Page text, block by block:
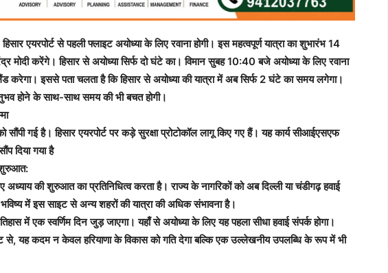
एयरपोर्ट से पहली फ्लाइट अयोध्या के लिए रवाना होगी। इस महत्वपूर्ण यात्रा का शुभारंभ 14
मोदी करेंगे। हिसार से अयोध्या सिर्फ दो घंटे का। विमान सुबह 10:40 बजे अयोध्या के लिए रवाना
करेगा। इससे पता चलता है कि हिसार से अयोध्या की यात्रा में अब सिर्फ 2 घंटे का समय लगेगा।
होने के साथ-साथ समय की भी बचत होगी।
सौंपी गई है। हिसार एयरपोर्ट पर कड़े सुरक्षा प्रोटोकॉल लागू किए गए हैं। यह कार्य सीआईएसएफ
दिया गया है
शुरुआत:
अध्याय की शुरुआत का प्रतिनिधित्व करता है। राज्य के नागरिकों को अब दिल्ली या चंडीगढ़ हवाई
में इस साइट से अन्य शहरों की यात्रा की अधिक संभावना है।
में एक स्वर्णिम दिन जुड़ जाएगा। यहाँ से अयोध्या के लिए यह पहला सीधा हवाई संपर्क होगा।
से, यह कदम न केवल हरियाणा के विकास को गति देगा बल्कि एक उल्लेखनीय उपलब्धि के रूप में भी